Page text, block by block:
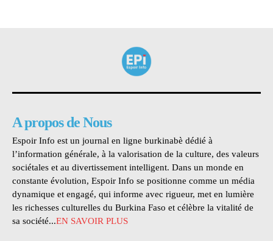
A propos de Nous
Espoir Info est un journal en ligne burkinabè dédié à
l’information générale, à la valorisation de la culture, des valeurs
sociétales et au divertissement intelligent. Dans un monde en
constante évolution, Espoir Info se positionne comme un média
dynamique et engagé, qui informe avec rigueur, met en lumière
les richesses culturelles du Burkina Faso et célèbre la vitalité de
sa société...EN SAVOIR PLUS